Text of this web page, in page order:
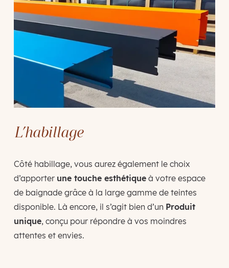
L’habillage
Côté habillage, vous aurez également le choix
d’apporter une touche esthétiqueà votre espace
de baignade grâce à la large gamme de teintes
disponible. Là encore, il s’agit bien d’un Produit
unique, conçu pour répondre à vos moindres
attentes et envies.